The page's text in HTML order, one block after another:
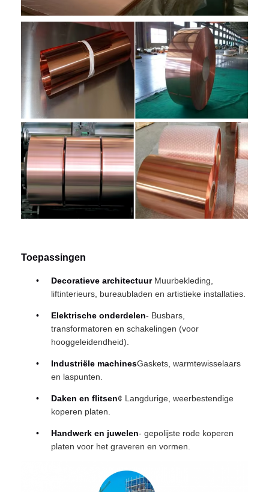
Toepassingen
Decoratieve architectuur️ Muurbekleding,
liftinterieurs, bureaubladen en artistieke installaties.
Elektrische onderdelen- Busbars,
transformatoren en schakelingen (voor
hooggeleidendheid).
Industriële machinesGaskets, warmtewisselaars
en laspunten.
Daken en flitsen¢ Langdurige, weerbestendige
koperen platen.
Handwerk en juwelen- gepolijste rode koperen
platen voor het graveren en vormen.